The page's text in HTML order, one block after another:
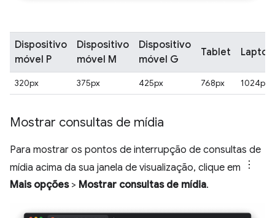
Dispositivo
móvel P
Dispositivo
móvel M
Dispositivo
móvel G
Tablet Laptop
320px 375px 425px 768px 1024px
Mostrar consultas de mídia
Para mostrar os pontos de interrupção de consultas de
mídia acima da sua janela de visualização, clique em
Mais opções> Mostrar consultas de mídia.